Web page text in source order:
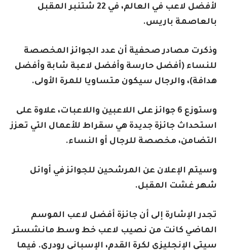
لأفضل لاعب في العالم، في 22 شتنبر المقبل
بالعاصمة باريس.
وذكرت مصادر صحفية أن عدد الجوائز المخصصة
للنساء (أفضل حارسة وأفضل لاعبة شابة وأفضل
هدافة)، والرجال سيكون متساويا للمرة الأولى.
وستوزع 6 جوائز على اللاعبين واللاعبات، علاوة على
استحداث جائزة جديدة هي سقراط للأعمال التي تعزز
التضامن، مخصصة للرجال أو النساء.
وسيتم الإعلان عن المرشحين للجوائز في أوائل
شهر غشت المقبل.
تجدر الإشارة إلى أن جائزة أفضل لاعب الموسم
الماضي كانت من نصيب لاعب خط وسط مانشستر
سيتي الإنجليزي لكرة القدم، الإسباني رودري. فيما